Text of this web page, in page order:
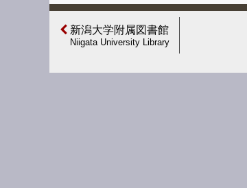
新潟大学附属図書館
Niigata University Library